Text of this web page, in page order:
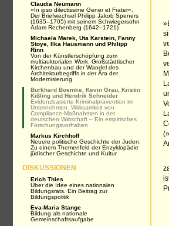
Claudia Neumann
»In ipso dilectissime Gener et Frater«.
Der Briefwechsel Philipp Jakob Speners
(1635–1705) mit seinem Schwiegersohn
Adam Rechenberg (1642–1721)
Michaela Marek, Uta Karstein, Fanny
Stoye, Ilka Hausmann und Philipp
Rinn
Von der Künstlerschöpfung zum
multiauktorialen Werk. Großstädtischer
Kirchenbau und der Wandel des
Architekturbegriffs in der Ära der
Modernisierung
Burkhard Boemke, Kevin Grau, Kristin
Kißling und Hendrik Schneider
Evidenzbasierte Kriminalprävention im
Unternehmen. Wirksamkeit von
Compliance-Maßnahmen in der
deutschen Wirtschaft – Ein empirisches
Forschungsvorhaben
Markus Kirchhoff
Neuere politische Geschichte der Juden.
Zu einem Themenfeld der Enzyklopädie
jüdischer Geschichte und Kultur
DISKUSSIONEN
Erich Thies
Über die Idee eines nationalen
Bildungsrats. Ein Beitrag zur
Bildungspolitik
Eva-Maria Stange
Bildung als nationale
Gemeinschaftsaufgabe